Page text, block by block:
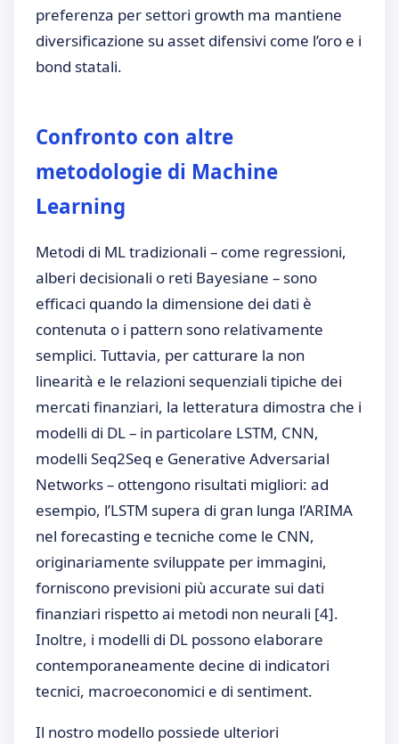
preferenza per settori growth ma mantiene
diversificazione su asset difensivi come l’oro e i
bond statali.
Confronto con altre
metodologie di Machine
Learning
Metodi di ML tradizionali – come regressioni,
alberi decisionali o reti Bayesiane – sono
efficaci quando la dimensione dei dati è
contenuta o i pattern sono relativamente
semplici. Tuttavia, per catturare la non
linearità e le relazioni sequenziali tipiche dei
mercati finanziari, la letteratura dimostra che i
modelli di DL – in particolare LSTM, CNN,
modelli Seq2Seq e Generative Adversarial
Networks – ottengono risultati migliori: ad
esempio, l’LSTM supera di gran lunga l’ARIMA
nel forecasting e tecniche come le CNN,
originariamente sviluppate per immagini,
forniscono previsioni più accurate sui dati
finanziari rispetto ai metodi non neurali [4].
Inoltre, i modelli di DL possono elaborare
contemporaneamente decine di indicatori
tecnici, macroeconomici e di sentiment.
Il nostro modello possiede ulteriori